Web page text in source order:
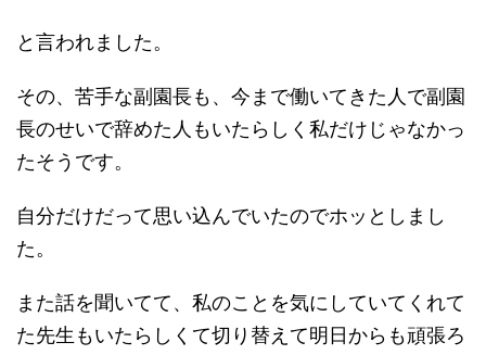
と言われました。
その、苦手な副園長も、今まで働いてきた人で副園
長のせいで辞めた人もいたらしく私だけじゃなかっ
たそうです。
自分だけだって思い込んでいたのでホッとしまし
た。
また話を聞いてて、私のことを気にしていてくれて
た先生もいたらしくて切り替えて明日からも頑張ろ